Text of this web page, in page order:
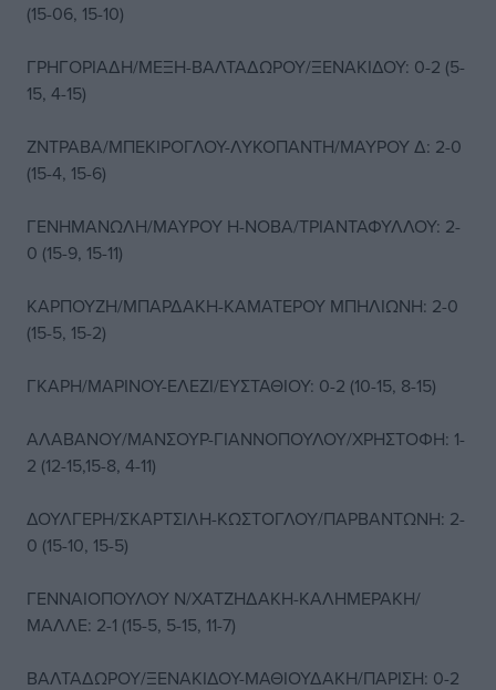
(15-06, 15-10)
ΓΡΗΓΟΡΙΑΔΗ/ΜΕΞΗ-ΒΑΛΤΑΔΩΡΟΥ/ΞΕΝΑΚΙΔΟΥ: 0-2 (5-
15, 4-15)
ΖΝΤΡΑΒΑ/ΜΠΕΚΙΡΟΓΛΟΥ-ΛΥΚΟΠΑΝΤΗ/ΜΑΥΡΟΥ Δ: 2-0
(15-4, 15-6)
ΓΕΝΗΜΑΝΩΛΗ/ΜΑΥΡΟΥ Η-ΝΟΒΑ/ΤΡΙΑΝΤΑΦΥΛΛΟΥ: 2-
0 (15-9, 15-11)
ΚΑΡΠΟΥΖΗ/ΜΠΑΡΔΑΚΗ-ΚΑΜΑΤΕΡΟΥ ΜΠΗΛΙΩΝΗ: 2-0
(15-5, 15-2)
ΓΚΑΡΗ/ΜΑΡΙΝΟΥ-ΕΛΕΖΙ/ΕΥΣΤΑΘΙΟΥ: 0-2 (10-15, 8-15)
ΑΛΑΒΑΝΟΥ/ΜΑΝΣΟΥΡ-ΓΙΑΝΝΟΠΟΥΛΟΥ/ΧΡΗΣΤΟΦΗ: 1-
2 (12-15,15-8, 4-11)
ΔΟΥΛΓΕΡΗ/ΣΚΑΡΤΣΙΛΗ-ΚΩΣΤΟΓΛΟΥ/ΠΑΡΒΑΝΤΩΝΗ: 2-
0 (15-10, 15-5)
ΓΕΝΝΑΙΟΠΟΥΛΟΥ Ν/ΧΑΤΖΗΔΑΚΗ-ΚΑΛΗΜΕΡΑΚΗ/
ΜΑΛΛΕ: 2-1 (15-5, 5-15, 11-7)
ΒΑΛΤΑΔΩΡΟΥ/ΞΕΝΑΚΙΔΟΥ-ΜΑΘΙΟΥΔΑΚΗ/ΠΑΡΙΣΗ: 0-2